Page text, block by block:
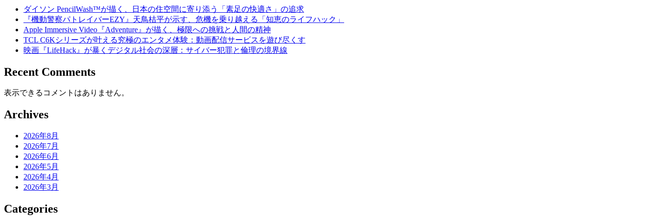
ダイソン PencilWash™が描く、日本の住空間に寄り添う「素足の快適さ」の追求
『機動警察パトレイバーEZY』天鳥桔平が示す、危機を乗り越える「知恵のライフハック」
Apple Immersive Video『Adventure』が描く、極限への挑戦と人間の精神
TCL C6Kシリーズが叶える究極のエンタメ体験：動画配信サービスを遊び尽くす
映画『LifeHack』が暴くデジタル社会の深層：サイバー犯罪と倫理の境界線
Recent Comments
表示できるコメントはありません。
Archives
2026年8月
2026年7月
2026年6月
2026年5月
2026年4月
2026年3月
Categories